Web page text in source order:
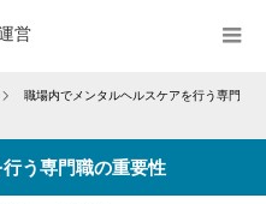
営
職場内でメンタルヘルスケアを行う専門
う専門職の重要性